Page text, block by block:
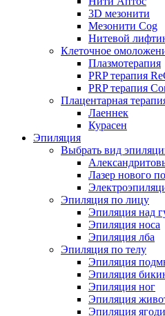
3D мезонити
Мезонити Cog
Нитевой
Клеточное
Плазмотерапия
PRP терапия
PRP терапия
Плацентарная
Лаеннек
Курасен
Эпиляция
Выбрать вид
Лазер нового
Эпиляция по лицу
Эпиляция над
Эпиляция носа
Эпиляция лба
Эпиляция по телу
Эпиляция
Эпиляция
Эпиляция ног
Эпиляция
Эпиляция